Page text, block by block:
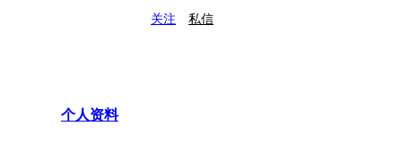
关注 私信
个人资料